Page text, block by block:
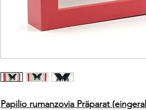
Papilio rumanzovia Präparat